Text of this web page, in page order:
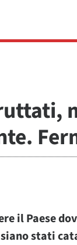
il Paese
stati